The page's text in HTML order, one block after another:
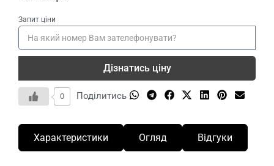
Запит ціни
Дізнатись ціну
0 Поділитись
Характеристики Огляд Відгуки